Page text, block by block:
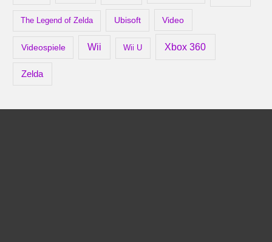
The Legend of Zelda Ubisoft Video
Videospiele Wii Wii U Xbox 360
Zelda